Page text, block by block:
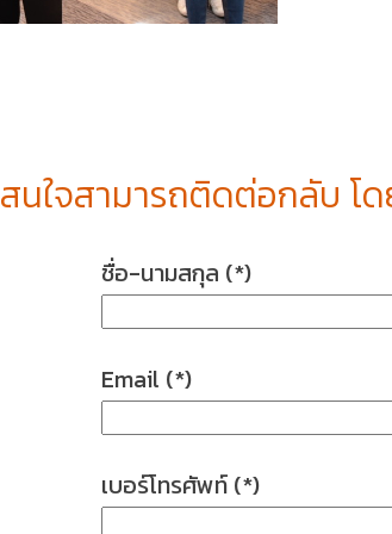
สนใจสามารถติดต่อกลับ โ
ชื่อ-นามสกุล (*)
Email (*)
เบอร์โทรศัพท์ (*)